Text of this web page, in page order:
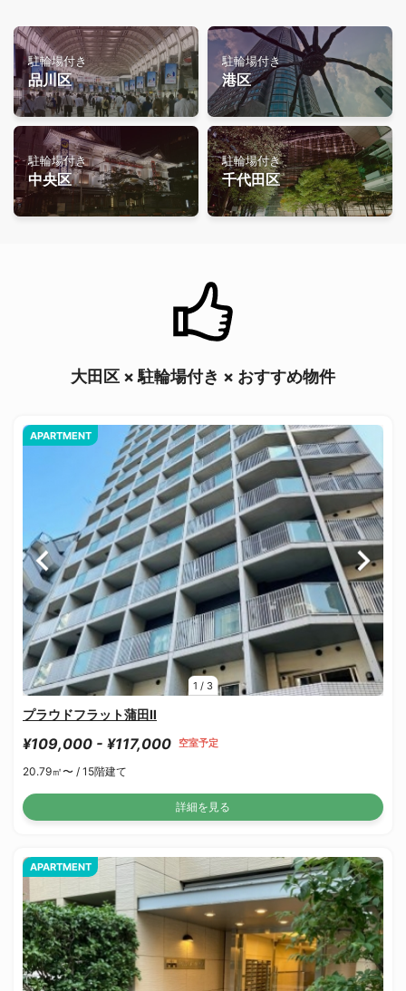
駐輪場付き
品川区
駐輪場付き
港区
駐輪場付き
中央区
駐輪場付き
千代田区
大田区 × 駐輪場付き × おすすめ物件
1 / 3
APARTMENT
プラウドフラット蒲田Ⅱ
¥109,000 - ¥117,000 空室予定
20.79㎡〜 / 15階建て
詳細を見る
APARTMENT